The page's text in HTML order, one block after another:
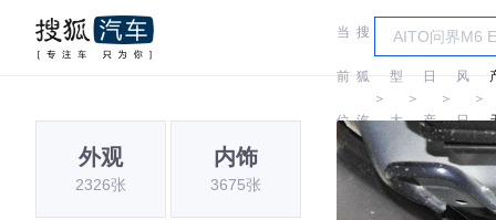
当
前
位
置:
搜
狐
汽
车
＞
车
型
大
全
＞
日
产
＞
东
风
日
产
＞
外观
2326张
内饰
3675张